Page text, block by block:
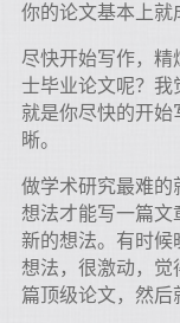
你的论文基本上就
尽快开始写作，
士毕业论文呢？我
就是你尽快的开
晰。
做学术研究最难的
想法才能写一篇文
新的想法。有时候
想法，很激动，觉
篇顶级论文，然后